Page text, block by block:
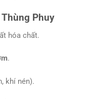
Phuy
hóa chất.
.
khí nén).